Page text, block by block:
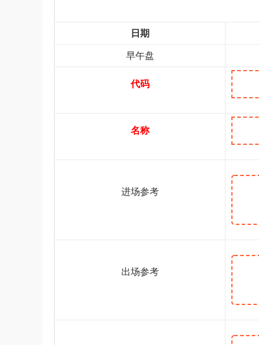
日期
早午盘
代码
名称
进场参考
出场参考